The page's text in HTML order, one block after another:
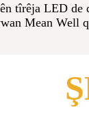
tîrêja LED
Mean